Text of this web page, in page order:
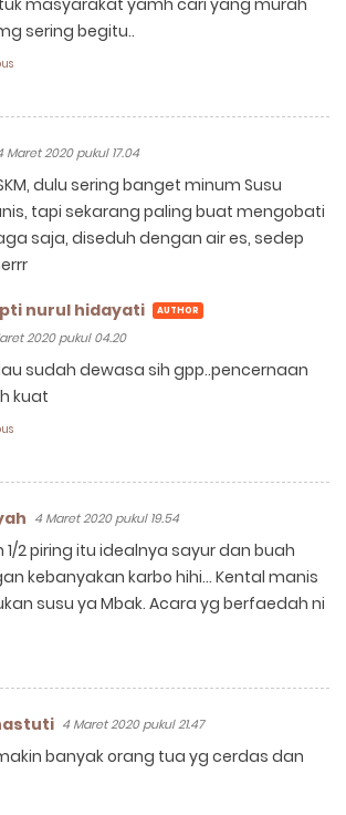
masyarakat yamh cari yang murah
sering begitu..
Maret 2020 pukul 17.04
dulu sering banget minum Susu
tapi sekarang paling buat mengobati
saja, diseduh dengan air es, sedep
nurul hidayati
2020 pukul 04.20
sudah dewasa sih gpp..pencernaan
kuat
4 Maret 2020 pukul 19.54
1/2 piring itu idealnya sayur dan buah
kebanyakan karbo hihi... Kental manis
susu ya Mbak. Acara yg berfaedah ni
4 Maret 2020 pukul 21.47
banyak orang tua yg cerdas dan